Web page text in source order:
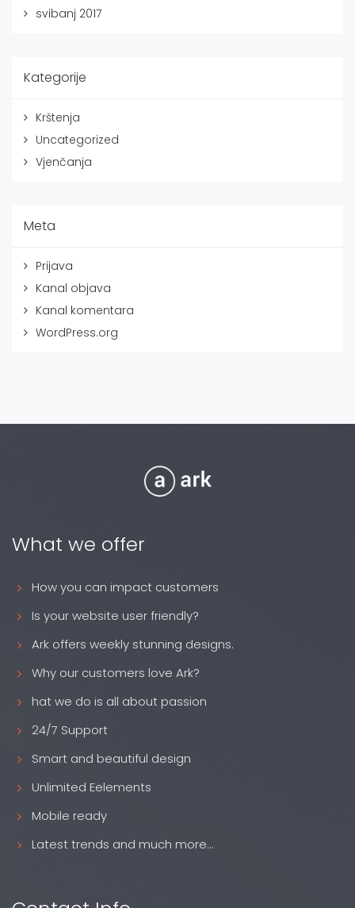
svibanj 2017
Kategorije
Krštenja
Uncategorized
Vjenčanja
Meta
Prijava
Kanal objava
Kanal komentara
WordPress.org
What we offer
How you can impact customers
Is your website user friendly?
Ark offers weekly stunning designs.
Why our customers love Ark?
hat we do is all about passion
24/7 Support
Smart and beautiful design
Unlimited Eelements
Mobile ready
Latest trends and much more...